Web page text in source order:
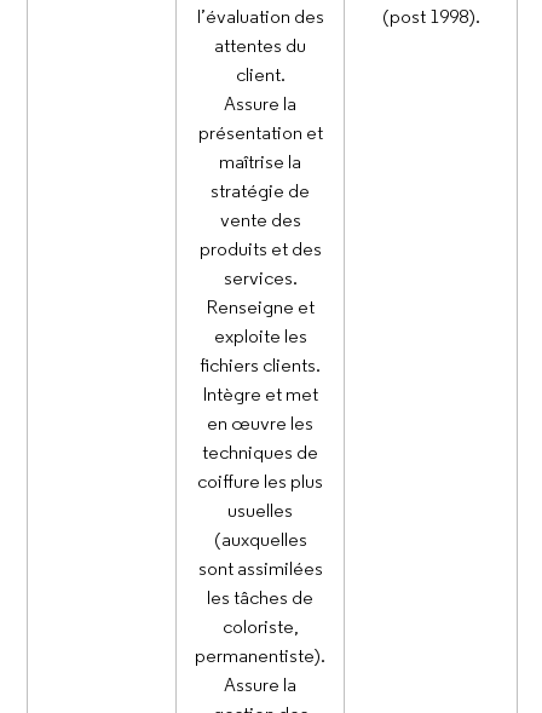
l’évaluation des
attentes du
client.
Assure la
présentation et
maîtrise la
stratégie de
vente des
produits et des
services.
Renseigne et
exploite les
fichiers clients.
Intègre et met
en œuvre les
techniques de
coiffure les plus
usuelles
(auxquelles
sont assimilées
les tâches de
coloriste,
permanentiste).
Assure la
(post 1998).